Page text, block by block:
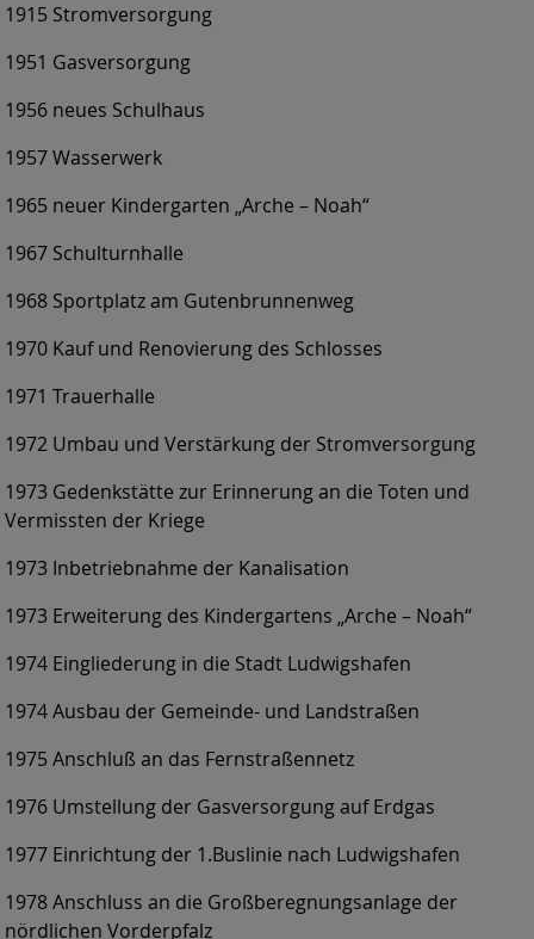
1915 Stromversorgung
1951 Gasversorgung
1956 neues Schulhaus
1957 Wasserwerk
1965 neuer Kindergarten „Arche – Noah“
1967 Schulturnhalle
1968 Sportplatz am Gutenbrunnenweg
1970 Kauf und Renovierung des Schlosses
1971 Trauerhalle
1972 Umbau und Verstärkung der Stromversorgung
1973 Gedenkstätte zur Erinnerung an die Toten und
Vermissten der Kriege
1973 Inbetriebnahme der Kanalisation
1973 Erweiterung des Kindergartens „Arche – Noah“
1974 Eingliederung in die Stadt Ludwigshafen
1974 Ausbau der Gemeinde- und Landstraßen
1975 Anschluß an das Fernstraßennetz
1976 Umstellung der Gasversorgung auf Erdgas
1977 Einrichtung der 1.Buslinie nach Ludwigshafen
1978 Anschluss an die Großberegnungsanlage der
nördlichen Vorderpfalz